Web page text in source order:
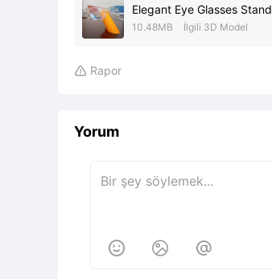
Elegant Eye Glasses Stand
10.48MB İlgili 3D Model
 Rapor
Yorum
  